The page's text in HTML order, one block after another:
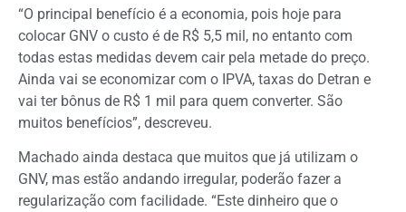
“O principal benefício é a economia, pois hoje para
colocar GNV o custo é de R$ 5,5 mil, no entanto com
todas estas medidas devem cair pela metade do preço.
Ainda vai se economizar com o IPVA, taxas do Detran e
vai ter bônus de R$ 1 mil para quem converter. São
muitos benefícios”, descreveu.
Machado ainda destaca que muitos que já utilizam o
GNV, mas estão andando irregular, poderão fazer a
regularização com facilidade. “Este dinheiro que o